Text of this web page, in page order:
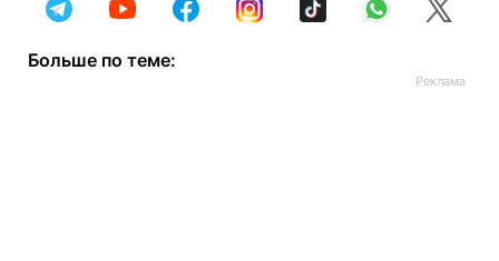
Больше по теме: